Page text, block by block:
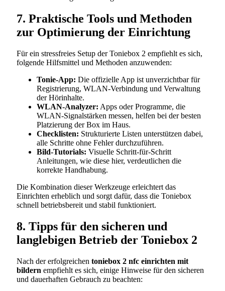
7. Praktische Tools und Methoden
zur Optimierung der Einrichtung
Für ein stressfreies Setup der Toniebox 2 empfiehlt es sich,
folgende Hilfsmittel und Methoden anzuwenden:
Tonie-App: Die offizielle App ist unverzichtbar für
Registrierung, WLAN-Verbindung und Verwaltung
der Hörinhalte.
WLAN-Analyzer: Apps oder Programme, die
WLAN-Signalstärken messen, helfen bei der besten
Platzierung der Box im Haus.
Checklisten: Strukturierte Listen unterstützen dabei,
alle Schritte ohne Fehler durchzuführen.
Bild-Tutorials: Visuelle Schritt-für-Schritt
Anleitungen, wie diese hier, verdeutlichen die
korrekte Handhabung.
Die Kombination dieser Werkzeuge erleichtert das
Einrichten erheblich und sorgt dafür, dass die Toniebox
schnell betriebsbereit und stabil funktioniert.
8. Tipps für den sicheren und
langlebigen Betrieb der Toniebox 2
Nach der erfolgreichen toniebox 2 nfc einrichten mit
bildern empfiehlt es sich, einige Hinweise für den sicheren
und dauerhaften Gebrauch zu beachten: